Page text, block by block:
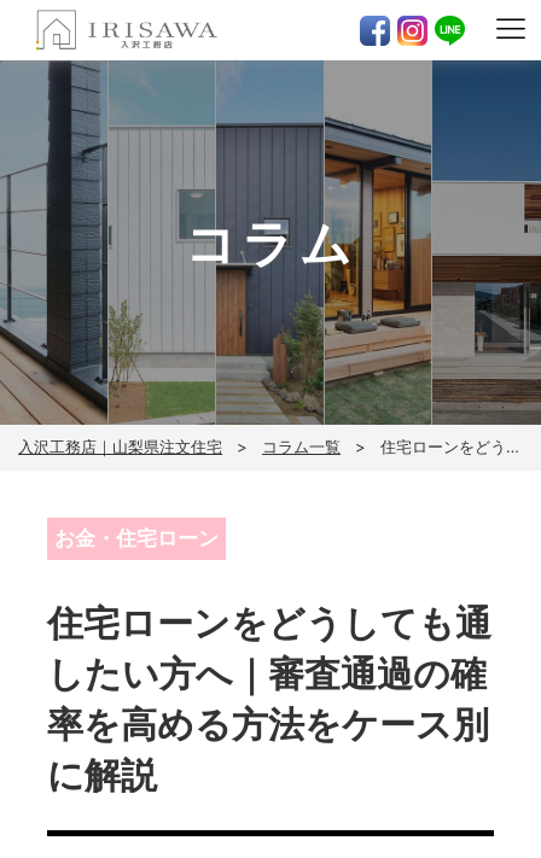
コラム
入沢工務店｜山梨県注文住宅 コラム一覧 住宅ローンをどうしても通したい方へ｜審査通過の確率を高める方法をケース別に解説
お金・住宅ローン
住宅ローンをどうしても通
したい方へ｜審査通過の確
率を高める方法をケース別
に解説